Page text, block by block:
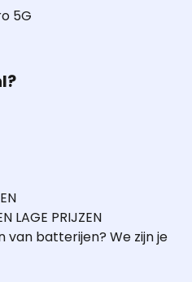
5G
LAGE PRIJZEN
van batterijen? We zijn je